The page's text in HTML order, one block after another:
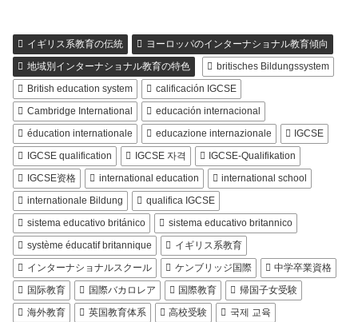
イギリス系教育の伝統
ヨーロッパのインターナショナル教育傾向
地域別インターナショナル教育の特色
britisches Bildungssystem
British education system
calificación IGCSE
Cambridge International
educación internacional
éducation internationale
educazione internazionale
IGCSE
IGCSE qualification
IGCSE 자격
IGCSE-Qualifikation
IGCSE资格
international education
international school
internationale Bildung
qualifica IGCSE
sistema educativo británico
sistema educativo britannico
système éducatif britannique
イギリス系教育
インターナショナルスクール
ケンブリッジ国際
中学卒業資格
国际教育
国際バカロレア 国際教育
帰国子女受験
海外教育
英国教育体系 高校受験
국제 교육